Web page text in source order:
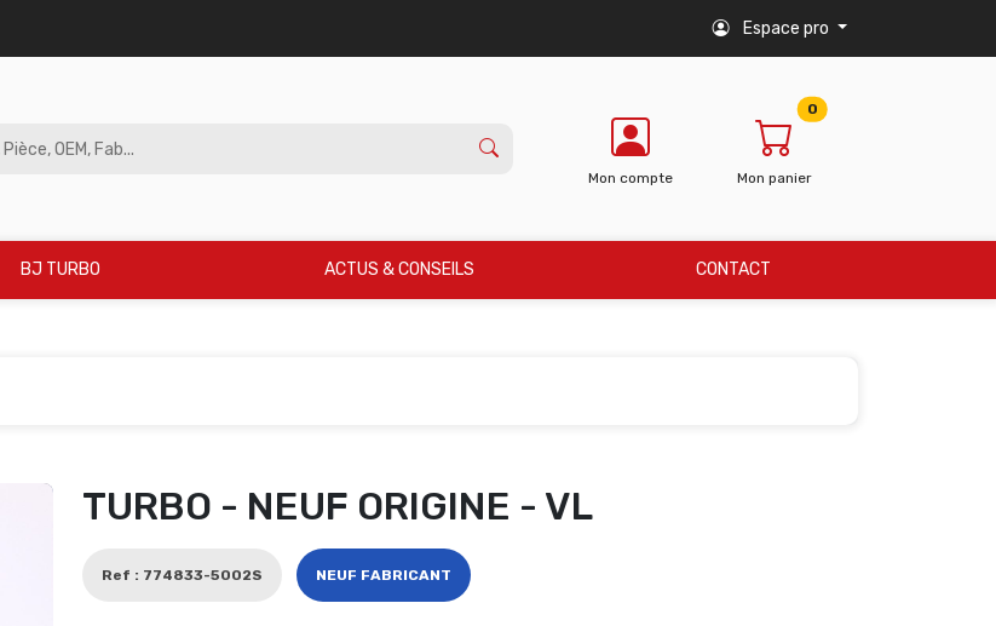
Espace pro
Mon compte Mon panier
0
BJ TURBO ACTUS & CONSEILS CONTACT
TURBO - NEUF ORIGINE - VL
Ref : 774833-5002S NEUF FABRICANT